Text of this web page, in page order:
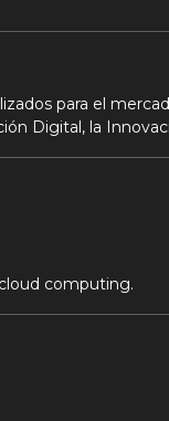
para el
Digital, la
computing.